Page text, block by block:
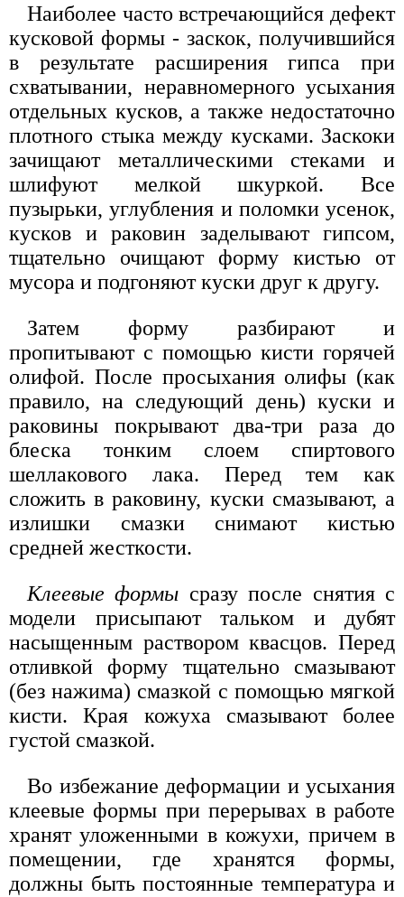
Наиболее часто встречающийся дефект
кусковой формы - заскок, получившийся
в результате расширения гипса при
схватывании, неравномерного усыхания
отдельных кусков, а также недостаточно
плотного стыка между кусками. Заскоки
зачищают металлическими стеками и
шлифуют мелкой шкуркой. Все
пузырьки, углубления и поломки усенок,
кусков и раковин заделывают гипсом,
тщательно очищают форму кистью от
мусора и подгоняют куски друг к другу.
Затем форму разбирают и
пропитывают с помощью кисти горячей
олифой. После просыхания олифы (как
правило, на следующий день) куски и
раковины покрывают два-три раза до
блеска тонким слоем спиртового
шеллакового лака. Перед тем как
сложить в раковину, куски смазывают, а
излишки смазки снимают кистью
средней жесткости.
Клеевые формы сразу после снятия с
модели присыпают тальком и дубят
насыщенным раствором квасцов. Перед
отливкой форму тщательно смазывают
(без нажима) смазкой с помощью мягкой
кисти. Края кожуха смазывают более
густой смазкой.
Во избежание деформации и усыхания
клеевые формы при перерывах в работе
хранят уложенными в кожухи, причем в
помещении, где хранятся формы,
должны быть постоянные температура и